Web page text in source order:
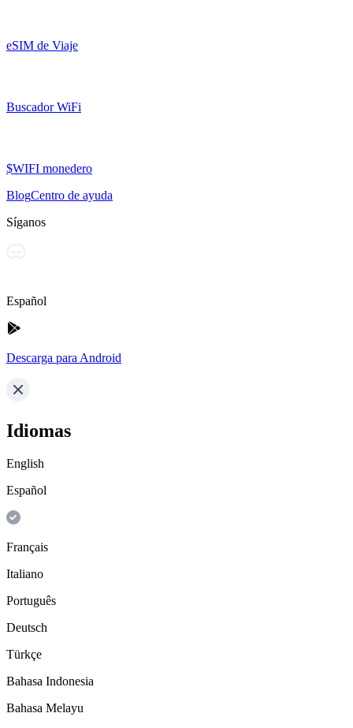
eSIM de Viaje
Buscador WiFi
$WIFI monedero
BlogCentro de ayuda
Síganos
Español
Descarga para Android
Idiomas
English
Español
Français
Italiano
Português
Deutsch
Türkçe
Bahasa Indonesia
Bahasa Melayu